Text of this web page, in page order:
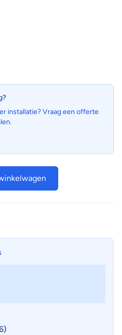
installatie? Vraag een offerte